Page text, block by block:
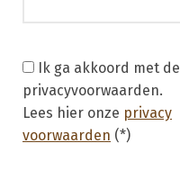
Ik ga akkoord met de
privacyvoorwaarden.
Lees hier onze privacy
voorwaarden (*)